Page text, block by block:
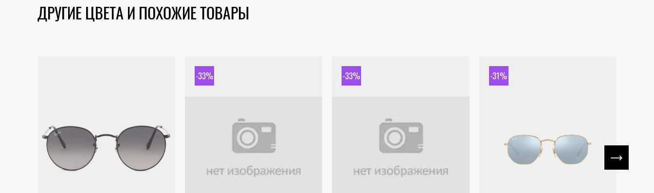
ДРУГИЕ ЦВЕТА И ПОХОЖИЕ ТОВАРЫ
-33% -33% -31%